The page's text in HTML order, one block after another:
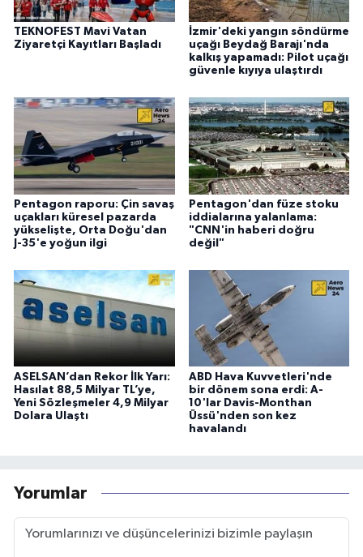
TEKNOFEST Mavi Vatan
Ziyaretçi Kayıtları Başladı
İzmir'deki yangın söndürme
uçağı Beydağ Barajı'nda
kalkış yapamadı: Pilot uçağı
güvenle kıyıya ulaştırdı
Pentagon raporu: Çin savaş
uçakları küresel pazarda
yükselişte, Orta Doğu'dan
J-35'e yoğun ilgi
Pentagon'dan füze stoku
iddialarına yalanlama:
"CNN'in haberi doğru
değil"
ASELSAN’dan Rekor İlk Yarı:
Hasılat 88,5 Milyar TL’ye,
Yeni Sözleşmeler 4,9 Milyar
Dolara Ulaştı
ABD Hava Kuvvetleri'nde
bir dönem sona erdi: A-
10'lar Davis-Monthan
Üssü'nden son kez
havalandı
Yorumlar